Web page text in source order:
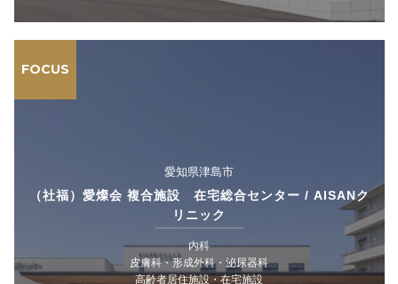
FOCUS
愛知県津島市
（社福）愛燦会 複合施設 在宅総合センター / AISANク
リニック
内科
皮膚科・形成外科・泌尿器科
高齢者居住施設・在宅施設